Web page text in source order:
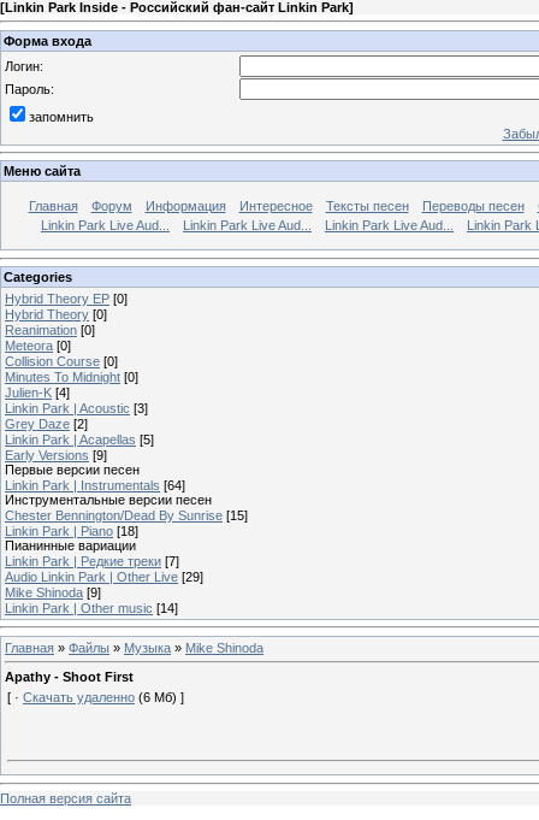
[Linkin Park Inside - Российский фан-сайт Linkin Park]
Форма входа
Логин:
Пароль:
запомнить
Меню сайта
Главная Форум Информация Интересное Тексты песен Переводы песен
Linkin Park Live Aud...
Linkin Park Live Aud... Linkin Park Live Aud... Linkin Park
Categories
Hybrid Theory EP [0]
Hybrid Theory [0]
Reanimation [0]
Meteora [0]
Collision Course [0]
Minutes To Midnight [0]
Julien-K [4]
Linkin Park | Acoustic [3]
Grey Daze [2]
Linkin Park | Acapellas [5]
Early Versions [9]
Первые версии песен
Linkin Park | Instrumentals [64]
Инструментальные версии песен
Chester Bennington/Dead By Sunrise [15]
Linkin Park | Piano [18]
Пианинные вариации
Linkin Park | Редкие треки [7]
Audio Linkin Park | Other Live [29]
Mike Shinoda [9]
Linkin Park | Other music [14]
Главная » Файлы » Музыка » Mike Shinoda
Apathy - Shoot First
[ · Скачать удаленно (6 Мб) ]
Полная версия сайта